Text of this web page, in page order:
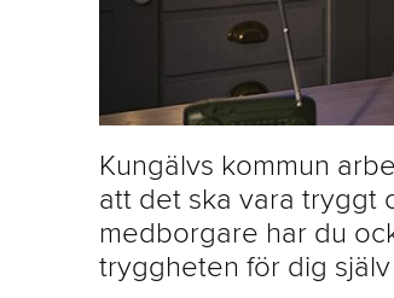
Kungälvs kommun
att det ska vara tryggt
medborgare har du
tryggheten för dig